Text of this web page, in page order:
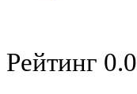
Рейтинг 0.0